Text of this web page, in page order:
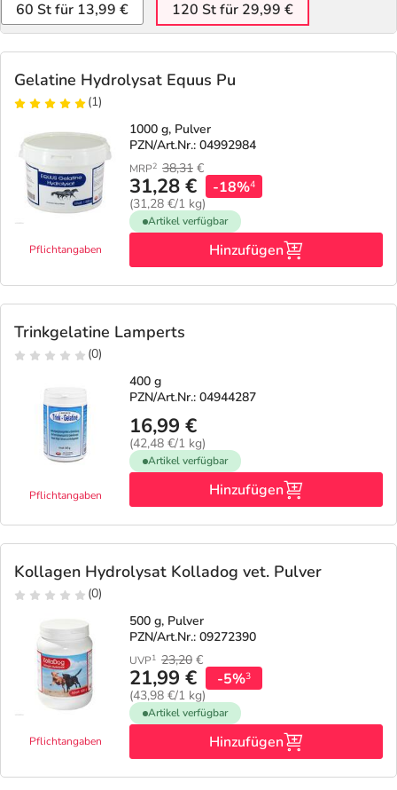
60 St für 13,99 € 120 St für 29,99 €
Gelatine Hydrolysat Equus Pu
(1)
Pflichtangaben
1000 g, Pulver
PZN/Art.Nr.: 04992984
MRP2 38,31 €
31,28 €
(31,28 €/1 kg)
-18%4
Artikel verfügbar
Hinzufügen
Trinkgelatine Lamperts
(0)
Pflichtangaben
400 g
PZN/Art.Nr.: 04944287
16,99 €
(42,48 €/1 kg)
Artikel verfügbar
Hinzufügen
Kollagen Hydrolysat Kolladog vet. Pulver
(0)
Pflichtangaben
500 g, Pulver
PZN/Art.Nr.: 09272390
UVP1 23,20 €
21,99 €
(43,98 €/1 kg)
-5%3
Artikel verfügbar
Hinzufügen